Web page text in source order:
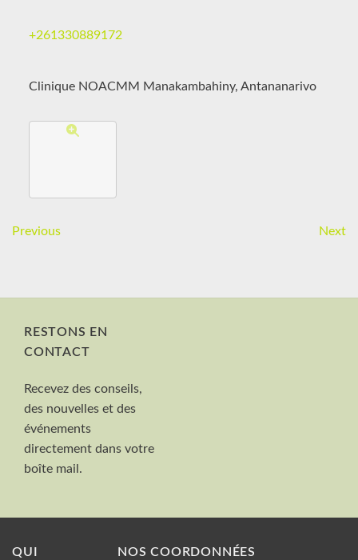
+261330889172
Clinique NOACMM Manakambahiny, Antananarivo
Previous Next
RESTONS EN
CONTACT
Recevez des conseils,
des nouvelles et des
événements
directement dans votre
boîte mail.
QUI
NOS COORDONNÉES